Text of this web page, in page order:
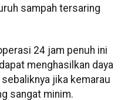
sampah tersaring
24 jam penuh ini
menghasilkan daya
jika kemarau
sangat minim.